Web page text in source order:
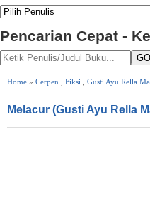
Pencarian Cepat -
GO
Home » Cerpen Fiksi Gusti Ayu Rella
Melacur (Gusti Ayu Rella